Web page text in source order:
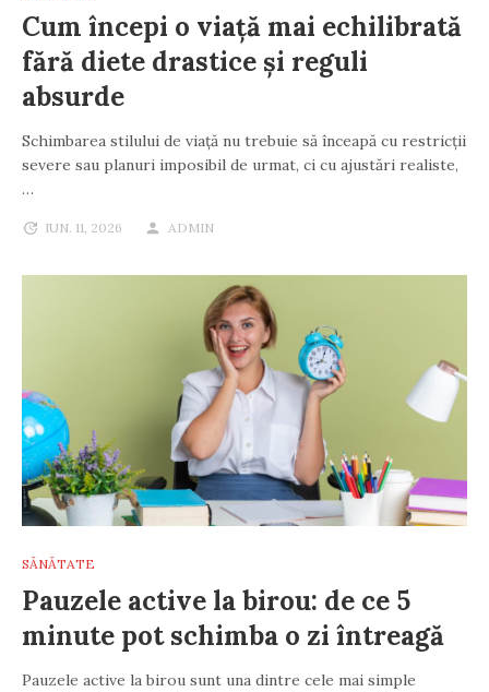
Cum începi o viață mai echilibrată
fără diete drastice și reguli
absurde
Schimbarea stilului de viață nu trebuie să înceapă cu restricții
severe sau planuri imposibil de urmat, ci cu ajustări realiste,
…
IUN. 11, 2026 ADMIN
SĂNĂTATE
Pauzele active la birou: de ce 5
minute pot schimba o zi întreagă
Pauzele active la birou sunt una dintre cele mai simple